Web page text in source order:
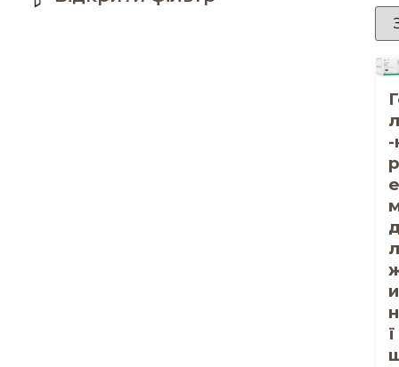
-
р
е
ї